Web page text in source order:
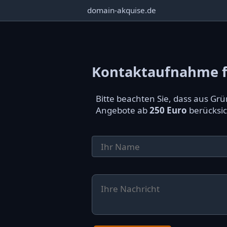
domain-akquise.de
Kontaktaufnahme
Bitte beachten Sie, dass aus
Angebote ab250 Euro